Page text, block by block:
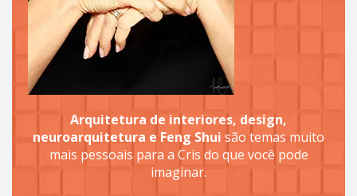
Arquitetura de interiores, design,
neuroarquitetura e Feng Shui são temas muito
mais pessoais para a Cris do que você pode
imaginar.